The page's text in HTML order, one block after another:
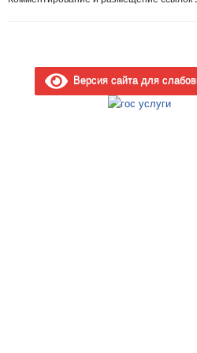
Версия сайта для